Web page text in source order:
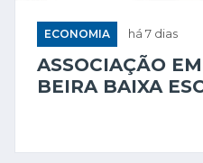
ECONOMIA há 7 dias
ASSOCIAÇÃO
BEIRA BAIXA